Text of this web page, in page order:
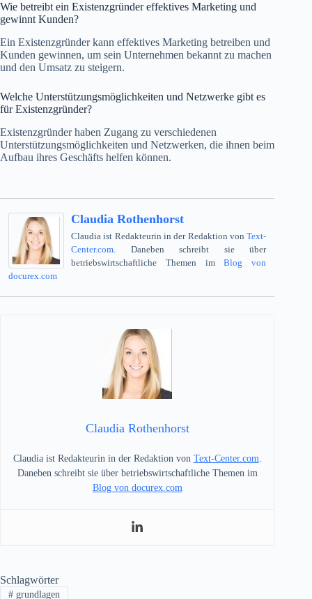
Wie betreibt ein Existenzgründer effektives Marketing und
gewinnt Kunden?
Ein Existenzgründer kann effektives Marketing betreiben und
Kunden gewinnen, um sein Unternehmen bekannt zu machen
und den Umsatz zu steigern.
Welche Unterstützungsmöglichkeiten und Netzwerke gibt es
für Existenzgründer?
Existenzgründer haben Zugang zu verschiedenen
Unterstützungsmöglichkeiten und Netzwerken, die ihnen beim
Aufbau ihres Geschäfts helfen können.
Claudia Rothenhorst
Claudia ist Redakteurin in der Redaktion vonText-
Center.com . Daneben schreibt sie über
betriebswirtschaftliche Themen imBlog von
docurex.com
Claudia Rothenhorst
Claudia ist Redakteurin in der Redaktion von Text-Center.com
Daneben schreibt sie über betriebswirtschaftliche Themen im
Blog von docurex.com
Schlagwörter
#grundlagen